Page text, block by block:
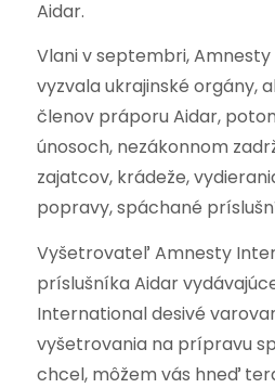
Aidar.
Vlani v septembri,
vyzvala ukrajinské orgány,
členov práporu Aidar,
únosoch, nezákonnom
zajatcov, krádeže,
popravy, spáchané
Vyšetrovateľ Amnesty
príslušníka Aidar
International desivé
vyšetrovania na prípravu
chcel, môžem vás hneď